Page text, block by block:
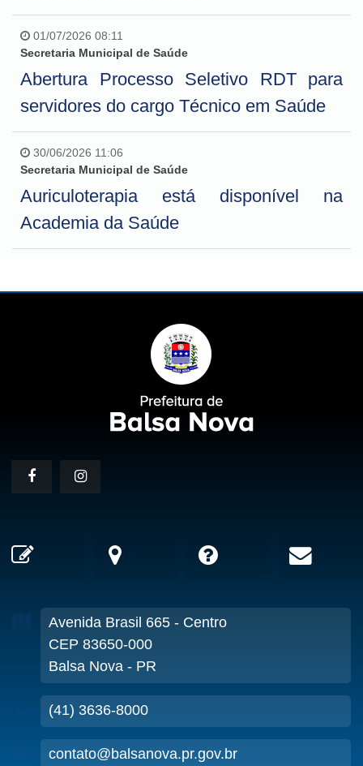
01/07/2026 08:11
Secretaria Municipal de Saúde
Abertura Processo Seletivo RDT para
servidores do cargo Técnico em Saúde
30/06/2026 11:06
Secretaria Municipal de Saúde
Auriculoterapia está disponível na
Academia da Saúde
Avenida Brasil 665 - Centro
CEP 83650-000
Balsa Nova - PR
(41) 3636-8000
contato@balsanova.pr.gov.br